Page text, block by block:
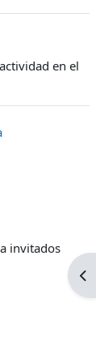
en el
invitados